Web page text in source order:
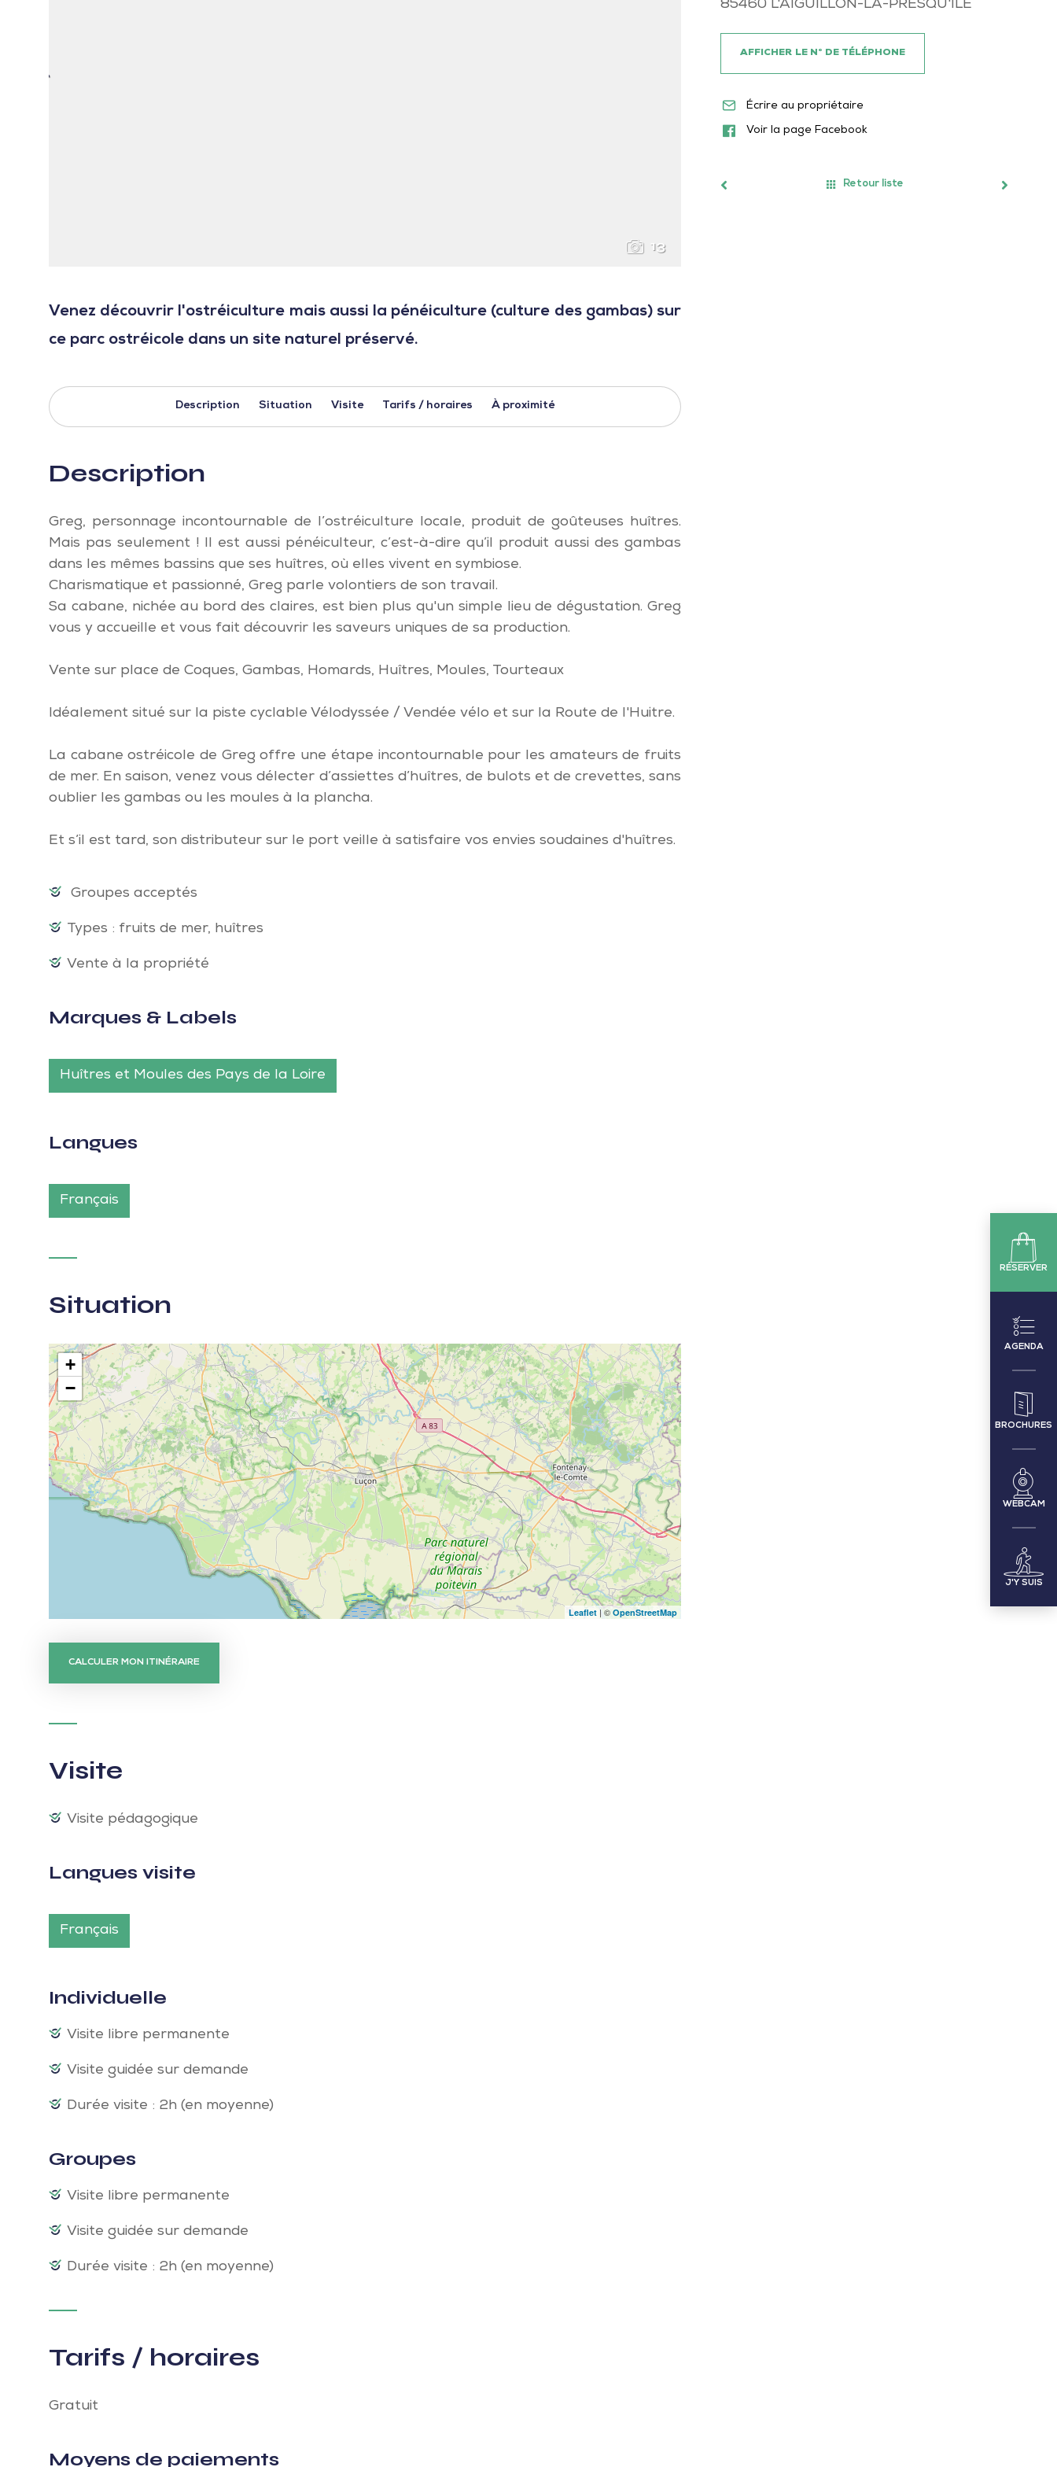
RÉSERVER
AGENDA
BROCHURES
WEBCAM
J'Y SUIS
13
Venez découvrir l'ostréiculture mais aussi la pénéiculture (culture des gambas) sur
ce parc ostréicole dans un site naturel préservé.
Description Situation Visite Tarifs / horaires À proximité
Description
Greg, personnage incontournable de l’ostréiculture locale, produit de goûteuses huîtres.
Mais pas seulement ! Il est aussi pénéiculteur, c’est-à-dire qu’il produit aussi des gambas
dans les mêmes bassins que ses huîtres, où elles vivent en symbiose.
Charismatique et passionné, Greg parle volontiers de son travail.
Sa cabane, nichée au bord des claires, est bien plus qu'un simple lieu de dégustation. Greg
vous y accueille et vous fait découvrir les saveurs uniques de sa production.
Vente sur place de Coques, Gambas, Homards, Huîtres, Moules, Tourteaux
Idéalement situé sur la piste cyclable Vélodyssée / Vendée vélo et sur la Route de l'Huitre.
La cabane ostréicole de Greg offre une étape incontournable pour les amateurs de fruits
de mer. En saison, venez vous délecter d’assiettes d’huîtres, de bulots et de crevettes, sans
oublier les gambas ou les moules à la plancha.
Et s’il est tard, son distributeur sur le port veille à satisfaire vos envies soudaines d'huîtres.
Groupes acceptés
Types : fruits de mer, huîtres
Vente à la propriété
Marques & Labels
Huîtres et Moules des Pays de la Loire
Langues
Français
Situation
+
−
Leaflet | © OpenStreetMap
CALCULER MON ITINÉRAIRE
Visite
Visite pédagogique
Langues visite
Français
Individuelle
Visite libre permanente
Visite guidée sur demande
Durée visite : 2h (en moyenne)
Groupes
Visite libre permanente
Visite guidée sur demande
Durée visite : 2h (en moyenne)
Tarifs / horaires
Gratuit
Moyens de paiements
85460 L'AIGUILLON-LA-PRESQU'ILE
AFFICHER LE N° DE TÉLÉPHONE
Écrire au propriétaire
Voir la page Facebook
Retour liste